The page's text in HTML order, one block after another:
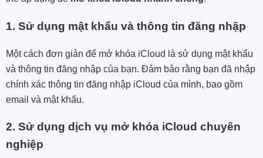
1. Sử dụng mật khẩu và thông tin đăng nhập
Một cách đơn giản để mở khóa iCloud là sử dụng mật khẩu
và thông tin đăng nhập của bạn. Đảm bảo rằng bạn đã nhập
chính xác thông tin đăng nhập iCloud của mình, bao gồm
email và mật khẩu.
2. Sử dụng dịch vụ mở khóa iCloud chuyên
nghiệp